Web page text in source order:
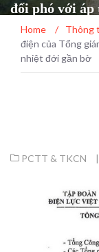
đối phó với áp
Home / Thông
điện của Tổng
nhiệt đới gần bờ
PCTT & TKCN |